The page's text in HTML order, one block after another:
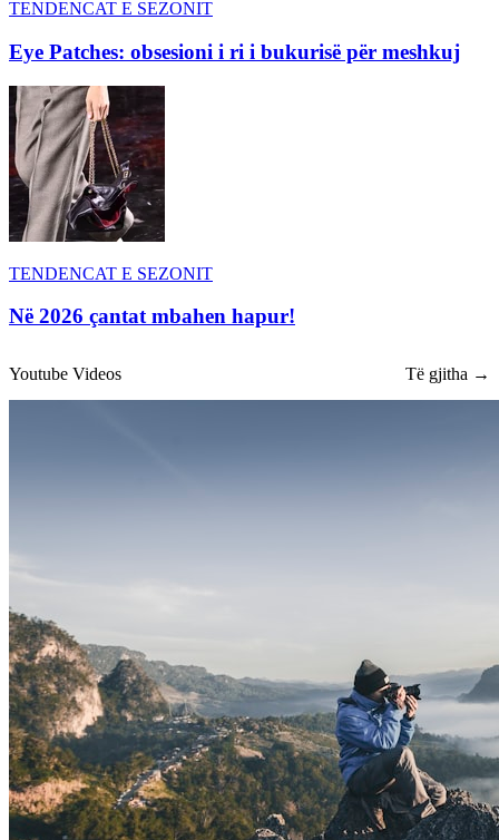
TENDENCAT E SEZONIT
Eye Patches: obsesioni i ri i bukurisë për meshkuj
TENDENCAT E SEZONIT
Në 2026 çantat mbahen hapur!
Youtube Videos Të gjitha →